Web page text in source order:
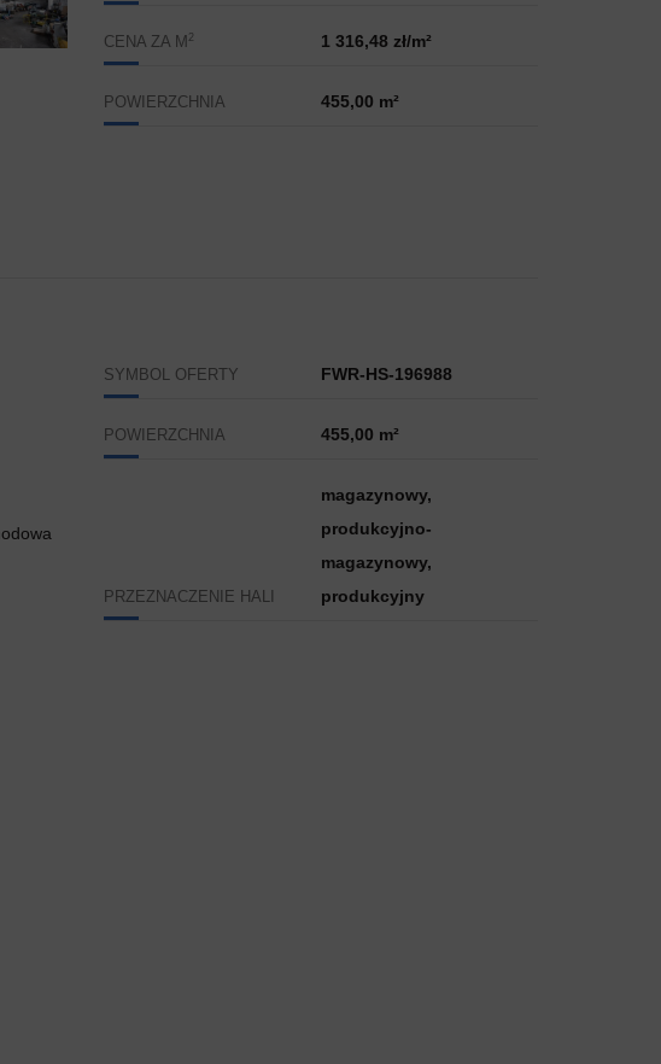
CENA ZA M 2 1 316,48 zł/m²
POWIERZCHNIA 455,00 m²
SYMBOL OFERTY FWR-HS-196988
POWIERZCHNIA 455,00 m²
PRZEZNACZENIE HALI
magazynowy,
produkcyjno-
magazynowy,
produkcyjny